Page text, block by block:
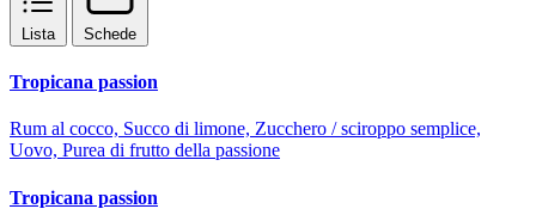
Lista Schede
Tropicana passion
Rum al cocco, Succo di limone, Zucchero / sciroppo semplice,
Uovo, Purea di frutto della passione
Tropicana passion